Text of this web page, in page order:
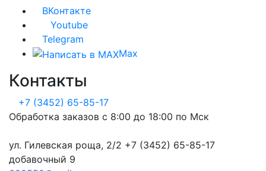
ВКонтакте
Youtube
Telegram
Max
Контакты
+7 (3452) 65-85-17
Обработка заказов с 8:00 до 18:00 по Мск
ул. Гилевская роща, 2/2 +7 (3452) 65-85-17
добавочный 9